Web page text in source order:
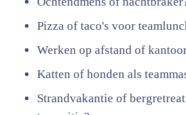
Pizza of taco's voor
Werken op afstand of
Katten of honden als
Strandvakantie of